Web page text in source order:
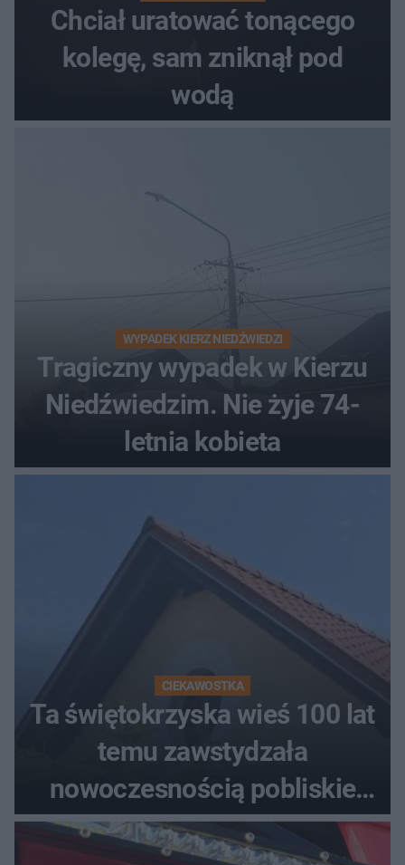
Chciał uratować tonącego
kolegę, sam zniknął pod
wodą
WYPADEK KIERZ NIEDŹWIEDZI
Tragiczny wypadek w Kierzu
Niedźwiedzim. Nie żyje 74-
letnia kobieta
CIEKAWOSTKA
Ta świętokrzyska wieś 100 lat
temu zawstydzała
nowoczesnością pobliskie
miasta. Prąd, telefon i